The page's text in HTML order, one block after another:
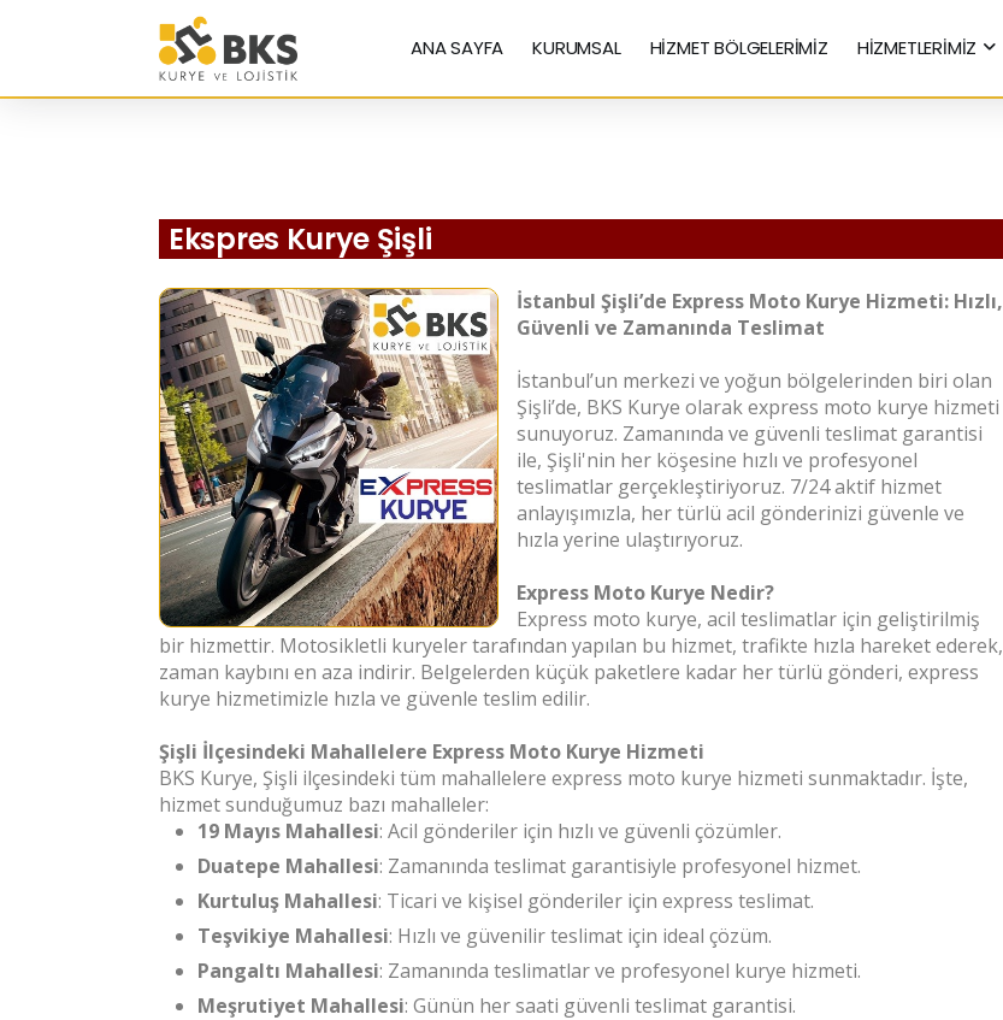
ANA SAYFA KURUMSAL HİZMET BÖLGELERİMİZ HİZMETLERİMİZ
Ekspres Kurye Şişli
İstanbul Şişli’de Express Moto Kurye Hizmeti: Hızlı,
Güvenli ve Zamanında Teslimat
İstanbul’un merkezi ve yoğun bölgelerinden biri olan
Şişli’de, BKS Kurye olarak express moto kurye hizmeti
sunuyoruz. Zamanında ve güvenli teslimat garantisi
ile, Şişli'nin her köşesine hızlı ve profesyonel
teslimatlar gerçekleştiriyoruz. 7/24 aktif hizmet
anlayışımızla, her türlü acil gönderinizi güvenle ve
hızla yerine ulaştırıyoruz.
Express Moto Kurye Nedir?
Express moto kurye, acil teslimatlar için geliştirilmiş
bir hizmettir. Motosikletli kuryeler tarafından yapılan bu hizmet, trafikte hızla hareket ederek,
zaman kaybını en aza indirir. Belgelerden küçük paketlere kadar her türlü gönderi, express
kurye hizmetimizle hızla ve güvenle teslim edilir.
Şişli İlçesindeki Mahallelere Express Moto Kurye Hizmeti
BKS Kurye, Şişli ilçesindeki tüm mahallelere express moto kurye hizmeti sunmaktadır. İşte,
hizmet sunduğumuz bazı mahalleler:
19 Mayıs Mahallesi: Acil gönderiler için hızlı ve güvenli çözümler.
Duatepe Mahallesi: Zamanında teslimat garantisiyle profesyonel hizmet.
Kurtuluş Mahallesi: Ticari ve kişisel gönderiler için express teslimat.
Teşvikiye Mahallesi: Hızlı ve güvenilir teslimat için ideal çözüm.
Pangaltı Mahallesi: Zamanında teslimatlar ve profesyonel kurye hizmeti.
Meşrutiyet Mahallesi: Günün her saati güvenli teslimat garantisi.